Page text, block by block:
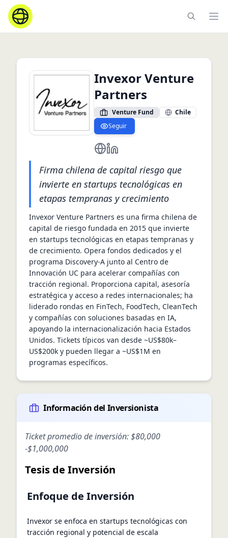
Invexor Venture
Partners
Venture Fund
Chile
Seguir
https://www.invexor.com/
https://cl.linkedin.com/
Firma chilena de capital riesgo que
invierte en startups tecnológicas en
etapas tempranas y crecimiento
Invexor Venture Partners es una firma chilena de
capital de riesgo fundada en 2015 que invierte
en startups tecnológicas en etapas tempranas y
de crecimiento. Opera fondos dedicados y el
programa Discovery-A junto al Centro de
Innovación UC para acelerar compañías con
tracción regional. Proporciona capital, asesoría
estratégica y acceso a redes internacionales; ha
liderado rondas en FinTech, FoodTech, CleanTech
y compañías con soluciones basadas en IA,
apoyando la internacionalización hacia Estados
Unidos. Tickets típicos van desde ~US$80k–
US$200k y pueden llegar a ~US$1M en
programas específicos.
Información del Inversionista
Ticket promedio de inversión:$80,000
-$1,000,000
Tesis de Inversión
Enfoque de Inversión
Invexor se enfoca en startups tecnológicas con
tracción regional y potencial de escala